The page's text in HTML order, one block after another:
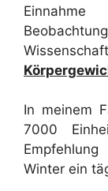
In meinem
7000
Winter ein